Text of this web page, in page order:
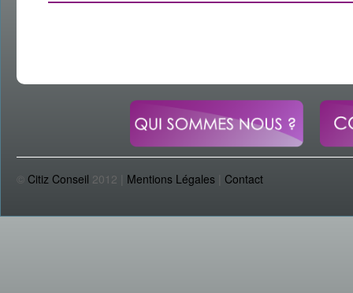
© Citiz Conseil 2012 | Mentions Légales Contact